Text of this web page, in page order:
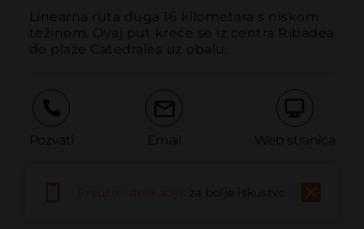
Linearna ruta duga 16 kilometara s niskom
težinom. Ovaj put kreće se iz centra Ribadea
do plaže Catedrales uz obalu.
Pozvati Email Web stranica
Prijaviti problemza bolje iskustvo